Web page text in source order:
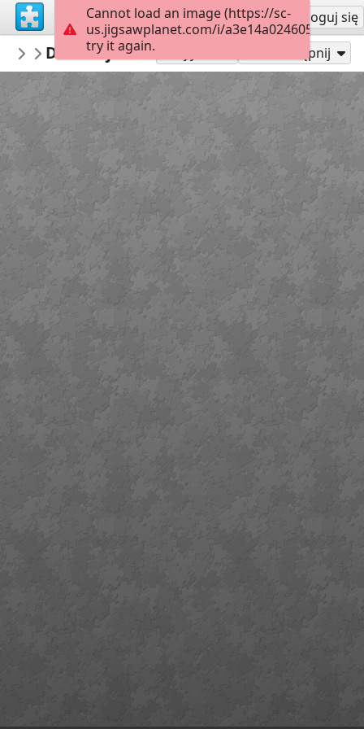
Załóż konto Zaloguj się
macayran
LANDSCAPE
Debannja mountains 5611269 96
Udostępnij
Cannot load an image (https://sc-
us.jigsawplanet.com/i/
try it again.